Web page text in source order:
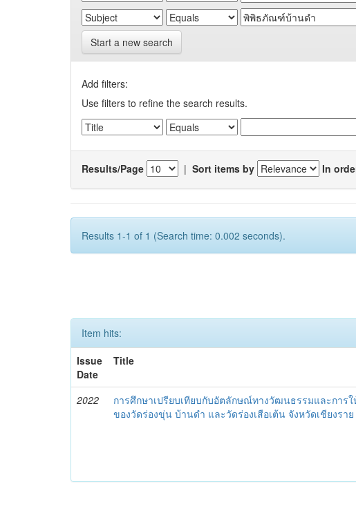
Start a new search
Add filters:
Use filters to refine the search results.
Results/Page | Sort items by In
Results 1-1 of 1 (Search time: 0.002 seconds).
Item hits:
Issue
Date
Title
2022
การศึกษาเปรียบเทียบกับอัตลักษณ์ทางวัฒนธรรมและการ
ของวัดร่องขุ่น บ้านดำ และวัดร่องเสือเต้น จังหวัดเชียงราย